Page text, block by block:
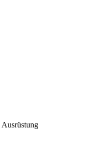
Ausrüstung